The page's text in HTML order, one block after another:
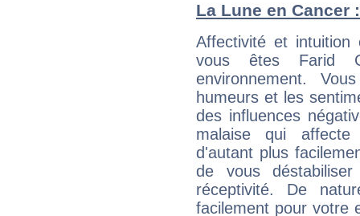
La Lune en Cancer
Affectivité et intuition
vous êtes Farid
environnement.
humeurs et les
des influences
malaise qui
d'autant plus
de vous
réceptivité. De
facilement pour votre